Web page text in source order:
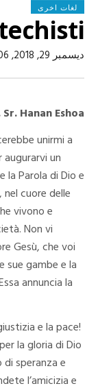
لغات اخرى
ديسمبر 29, 2018, 05:06 ص
Hanan Eshoa
unirmi a
un
la Parola di Dio e
cuore delle
vivono e
Non vi
Gesù, che voi
sue gambe e la
annuncia la
e la pace!
la gloria di Dio
speranza e
l’amicizia e